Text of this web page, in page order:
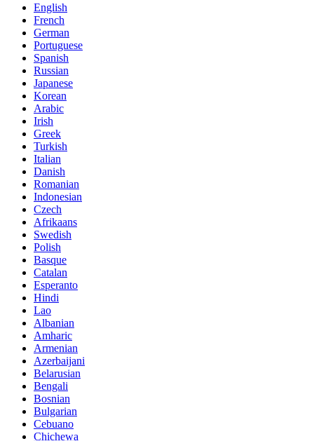
English
French
German
Portuguese
Spanish
Russian
Japanese
Korean
Arabic
Irish
Greek
Turkish
Italian
Danish
Romanian
Indonesian
Czech
Afrikaans
Swedish
Polish
Basque
Catalan
Esperanto
Hindi
Lao
Albanian
Amharic
Armenian
Azerbaijani
Belarusian
Bengali
Bosnian
Bulgarian
Cebuano
Chichewa